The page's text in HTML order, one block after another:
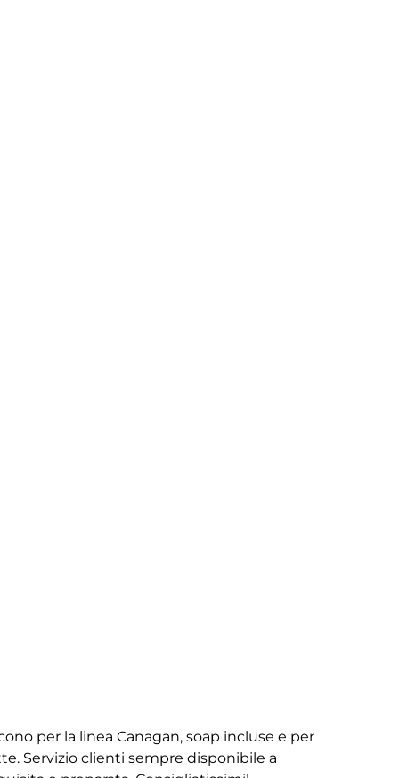
per la linea Canagan, soap incluse e per
Servizio clienti sempre disponibile a